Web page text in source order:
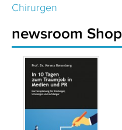
Chirurgen
newsroom Shop